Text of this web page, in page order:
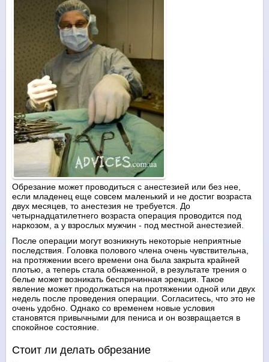
Обрезание может проводиться с анестезией или без нее,
если младенец еще совсем маленький и не достиг возраста
двух месяцев, то анестезия не требуется. До
четырнадцатилетнего возраста операция проводится под
наркозом, а у взрослых мужчин - под местной анестезией.
После операции могут возникнуть некоторые неприятные
последствия. Головка полового члена очень чувствительна,
на протяжении всего времени она была закрыта крайней
плотью, а теперь стала обнаженной, в результате трения о
белье может возникать беспричинная эрекция. Такое
явление может продолжаться на протяжении одной или двух
недель после проведения операции. Согласитесь, что это не
очень удобно. Однако со временем новые условия
становятся привычными для пениса и он возвращается в
спокойное состояние.
Стоит ли делать обрезание